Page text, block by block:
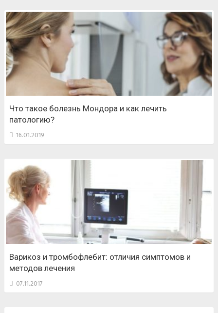
Что такое болезнь Мондора и как лечить
патологию?
16.01.2019
Варикоз и тромбофлебит: отличия симптомов и
методов лечения
07.11.2017